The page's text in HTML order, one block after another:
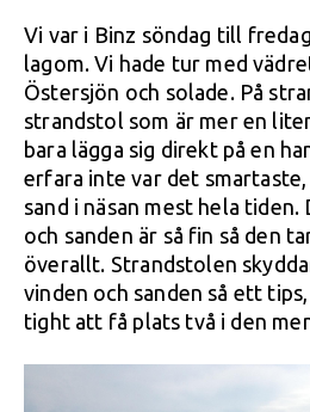
Vi var i Binz söndag till
lagom. Vi hade tur med
Östersjön och solade. På
strandstol som är mer en
bara lägga sig direkt på en
erfara inte var det
sand i näsan mest hela
och sanden är så fin så den
överallt. Strandstolen
vinden och sanden så ett
tight att få plats två i den